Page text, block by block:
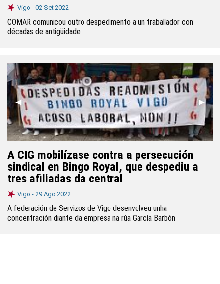
Vigo - 02 Set 2022
COMAR comunicou outro despedimento a un traballador con
décadas de antigüidade
Anterior
◀︎ ▶︎
A CIG mobilízase contra a persecución
sindical en Bingo Royal, que despediu a
tres afiliadas da central
Vigo - 29 Ago 2022
A federación de Servizos de Vigo desenvolveu unha
concentración diante da empresa na rúa García Barbón